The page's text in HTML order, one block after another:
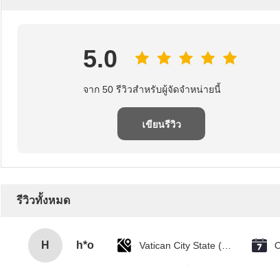
5.0
จาก 50 รีวิวสําหรับผู้จัดจําหน่ายนี้
เขียนรีวิว
รีวิวทั้งหมด
H h*o